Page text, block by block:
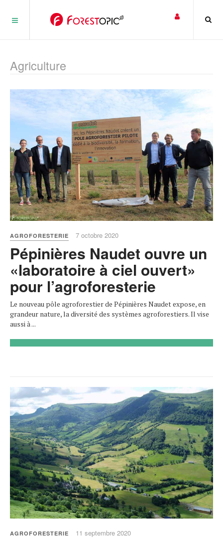
Agriculture
AGROFORESTERIE 7 octobre 2020
Pépinières Naudet ouvre un
«laboratoire à ciel ouvert»
pour l’agroforesterie
Le nouveau pôle agroforestier de Pépinières Naudet expose, en
grandeur nature, la diversité des systèmes agroforestiers. Il vise
aussi à ...
AGROFORESTERIE 11 septembre 2020